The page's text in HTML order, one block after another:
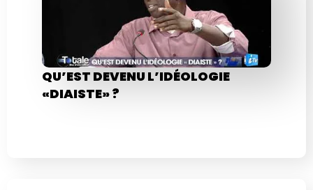
QU’EST DEVENU L’IDÉOLOGIE
«DIAISTE» ?